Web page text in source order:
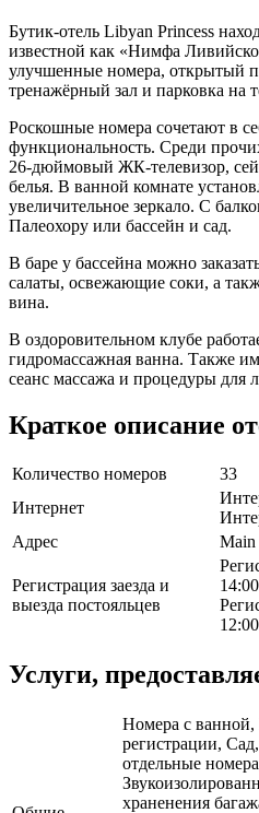
Бутик-отель Libyan Princess
известной как «Нимфа
улучшенные номера, открытый
тренажёрный зал и парковка на
Роскошные номера сочетают в
функциональность. Среди
26-дюймовый ЖК-телевизор,
белья. В ванной комнате
увеличительное зеркало. С
Палеохору или бассейн и сад.
В баре у бассейна можно
салаты, освежающие соки, а
вина.
В оздоровительном клубе
гидромассажная ванна. Также
сеанс массажа и процедуры для
Краткое описание
Количество номеров
33
Интернет
Адрес
Main
Регистрация заезда и
выезда постояльцев
12:00
Услуги,
Номера с ванной,
регистрации,
отдельные
храненения